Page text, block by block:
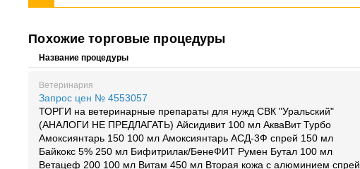
Похожие торговые процедуры
Название процедуры
Ветеринария
Запрос цен № 4553057
ТОРГИ на ветеринарные препараты для нужд СВК "Уральский"
(АНАЛОГИ НЕ ПРЕДЛАГАТЬ) Айсидивит 100 мл АкваВит Турбо
Амоксиянтарь 150 100 мл Амоксиянтарь АСД-3Ф спрей 150 мл
Байкокс 5% 250 мл Бифитрилак/БенеФИТ Румен Бутал 100 мл
Ветацеф 200 100 мл Витам 450 мл Вторая кожа с алюминием спрей